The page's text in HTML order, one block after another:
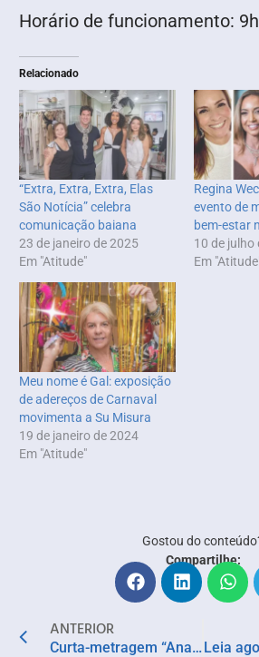
Horário de funcionamento:
Relacionado
“Extra, Extra, Extra, Elas
São Notícia” celebra
comunicação baiana
23 de janeiro de 2025
Em "Atitude"
Regina
evento de
bem-estar
10 de julho
Em
Meu nome é Gal: exposição
de adereços de Carnaval
movimenta a Su Misura
19 de janeiro de 2024
Em "Atitude"
Gostou do
Compartilhe:
ANTERIOR
Curta-metragem “Anastácia” é indicado em seis categorias e faz estreia internacional no Los Angeles Brazilian Film Festival 2025